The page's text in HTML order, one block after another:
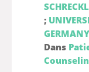
;
GERMANY
Dans